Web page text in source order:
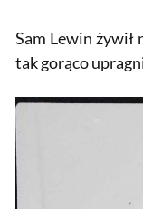
Sam Lewin żywił
tak gorąco